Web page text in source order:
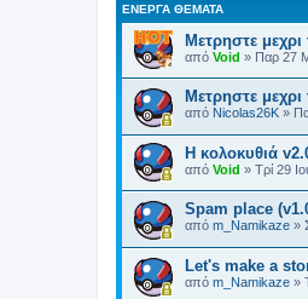
ΕΝΕΡΓΆ ΘΈΜΑΤΑ
Μετρηστε
από Void » Παρ 27
Μετρηστε
από Nicolas26K »
Η κολοκυθιά
από Void » Τρί 29
Spam place
από m_Namikaze »
Let's make a
από m_Namikaze »